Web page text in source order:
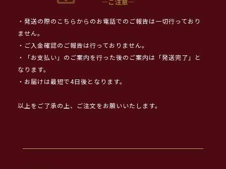
・発送の際のこちらからのお電話でのご報告は一切行っており
ません。
・ご入金確認のご報告は行っておりません。
・「お支払い」のご案内を行った後のご案内は「発送完了」と
なります。
・お届けは最短で4日後となります。
以上をご了承の上、ご注文をお願いいたします。